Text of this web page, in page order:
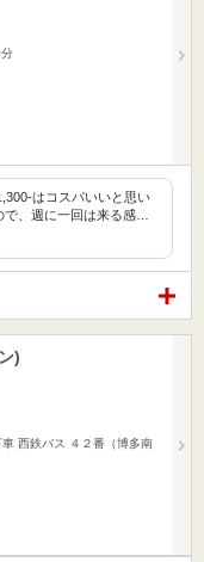
はコスパいいと思い
、週に一回は来る感…
)
西鉄バス ４２番（博多南